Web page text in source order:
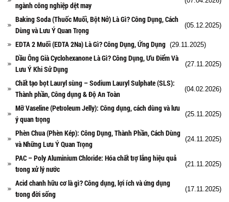
ngành công nghiệp dệt may
Baking Soda (Thuốc Muối, Bột Nở) Là Gì? Công Dụng, Cách
Dùng và Lưu Ý Quan Trọng
(05.12.2025)
EDTA 2 Muối (EDTA 2Na) Là Gì? Công Dụng, Ứng Dụng (29.11.2025)
Dầu Ông Già Cyclohexanone Là Gì? Công Dụng, Ưu Điểm Và
Lưu Ý Khi Sử Dụng
(27.11.2025)
Chất tạo bọt Lauryl sùng – Sodium Lauryl Sulphate (SLS):
Thành phần, Công dụng & Độ An Toàn
(04.02.2026)
Mỡ Vaseline (Petroleum Jelly): Công dụng, cách dùng và lưu
ý quan trọng
(25.11.2025)
Phèn Chua (Phèn Kép): Công Dụng, Thành Phần, Cách Dùng
và Những Lưu Ý Quan Trọng
(24.11.2025)
PAC – Poly Aluminium Chloride: Hóa chất trợ lắng hiệu quả
trong xử lý nước
(21.11.2025)
Acid chanh hữu cơ là gì? Công dụng, lợi ích và ứng dụng
trong đời sống
(17.11.2025)